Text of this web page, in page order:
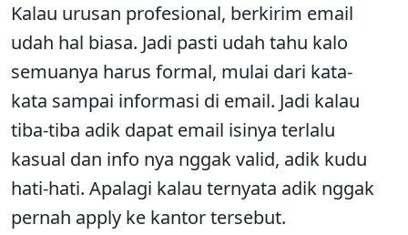
Kalau urusan profesional, berkirim email
udah hal biasa. Jadi pasti udah tahu kalo
semuanya harus formal, mulai dari kata-
kata sampai informasi di email. Jadi kalau
tiba-tiba adik dapat email isinya terlalu
kasual dan info nya nggak valid, adik kudu
hati-hati. Apalagi kalau ternyata adik nggak
pernah apply ke kantor tersebut.